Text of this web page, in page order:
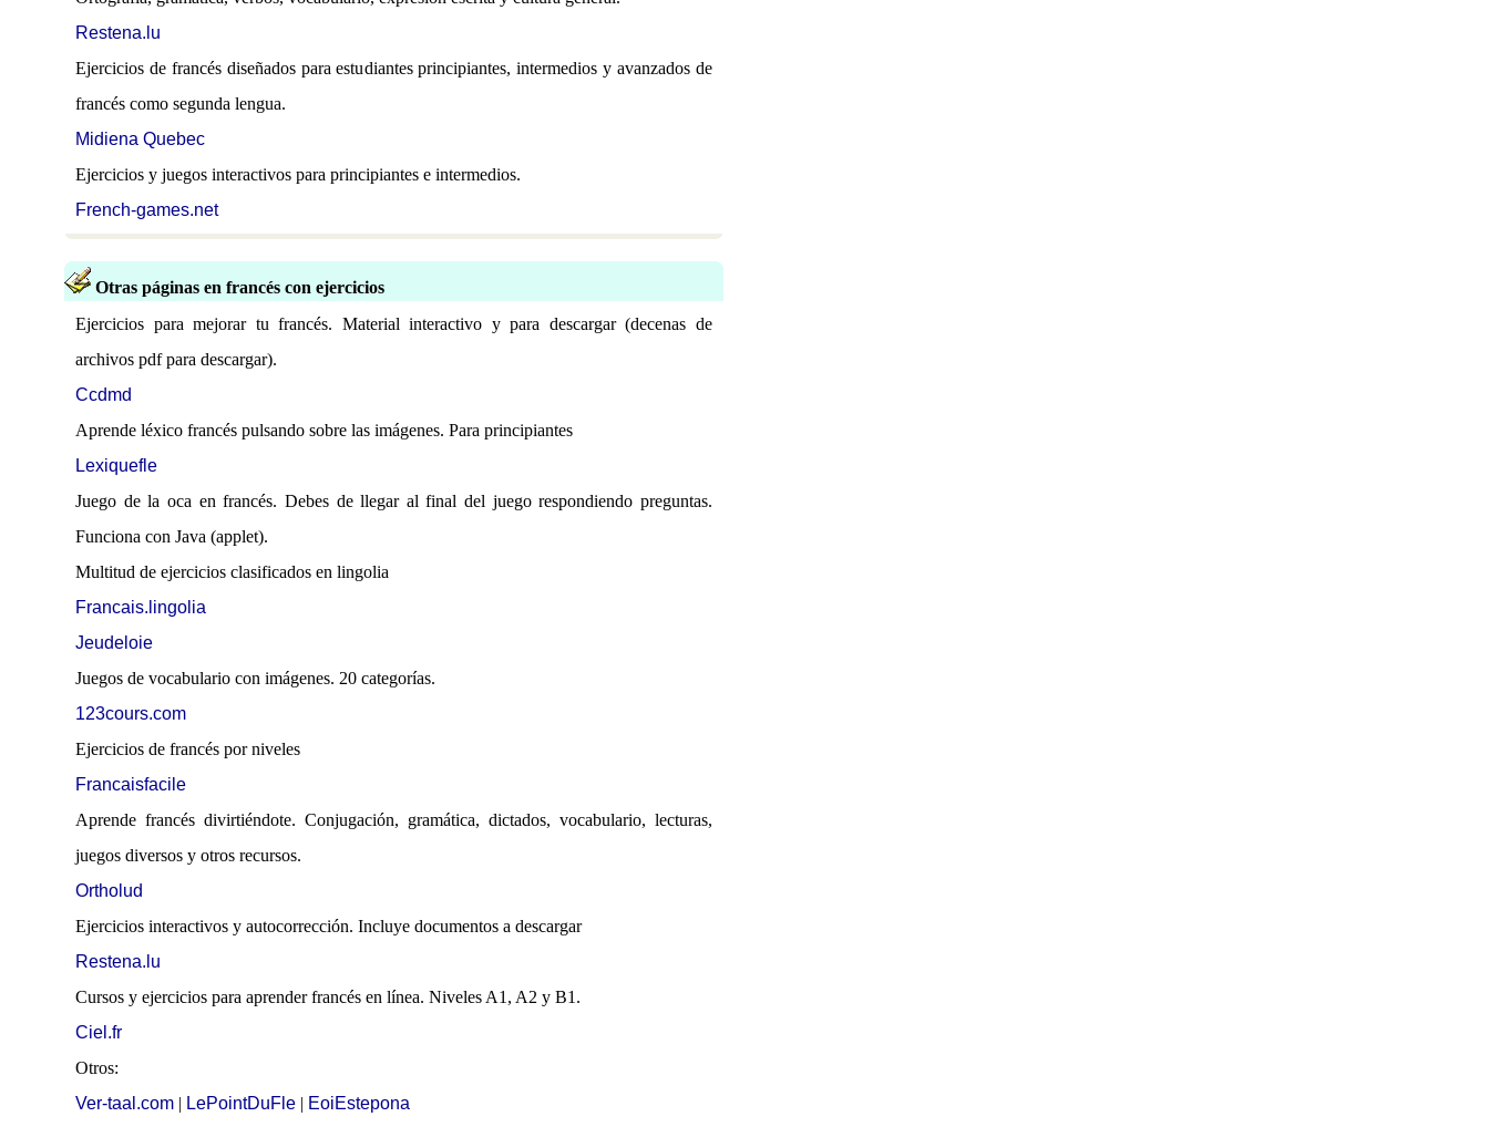
Restena.lu
Ejercicios de francés diseñados para estudiantes principiantes, intermedios y avanzados de
francés como segunda lengua.
Midiena Quebec
Ejercicios y juegos interactivos para principiantes e intermedios.
French-games.net
Otras páginas en francés con ejercicios
Ejercicios para mejorar tu francés. Material interactivo y para descargar (decenas de
archivos pdf para descargar).
Ccdmd
Aprende léxico francés pulsando sobre las imágenes. Para principiantes
Lexiquefle
Juego de la oca en francés. Debes de llegar al final del juego respondiendo preguntas.
Funciona con Java (applet).
Multitud de ejercicios clasificados en lingolia
Francais.lingolia
Jeudeloie
Juegos de vocabulario con imágenes. 20 categorías.
123cours.com
Ejercicios de francés por niveles
Francaisfacile
Aprende francés divirtiéndote. Conjugación, gramática, dictados, vocabulario, lecturas,
juegos diversos y otros recursos.
Ortholud
Ejercicios interactivos y autocorrección. Incluye documentos a descargar
Restena.lu
Cursos y ejercicios para aprender francés en línea. Niveles A1, A2 y B1.
Ciel.fr
Otros:
Ver-taal.com | LePointDuFle | EoiEstepona